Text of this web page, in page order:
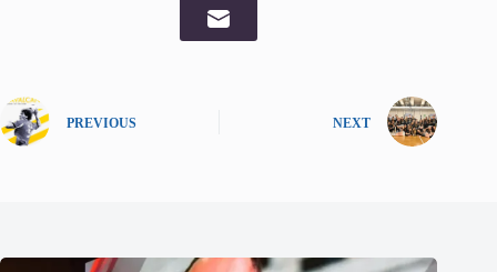
PREVIOUS NEXT